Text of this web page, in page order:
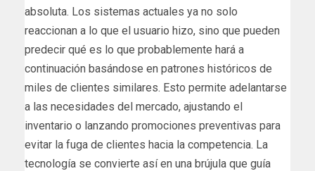
absoluta. Los sistemas actuales ya no solo
reaccionan a lo que el usuario hizo, sino que pueden
predecir qué es lo que probablemente hará a
continuación basándose en patrones históricos de
miles de clientes similares. Esto permite adelantarse
a las necesidades del mercado, ajustando el
inventario o lanzando promociones preventivas para
evitar la fuga de clientes hacia la competencia. La
tecnología se convierte así en una brújula que guía